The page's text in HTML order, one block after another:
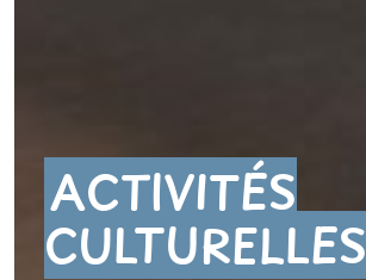
ACTIVITÉS
CULTURELLES